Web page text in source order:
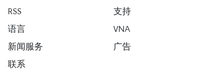
RSS
支持
语言
VNA
新闻服务
广告
联系